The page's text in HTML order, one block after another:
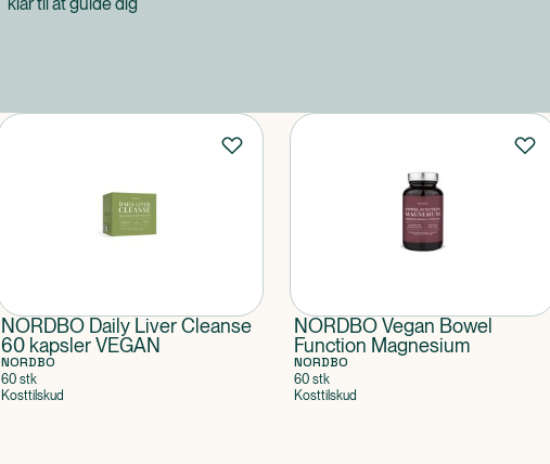
NORDBO Daily Liver Cleanse
60 kapsler VEGAN
NORDBO
60 stk
Kosttilskud
NORDBO Vegan Bowel
Function Magnesium
NORDBO
60 stk
Kosttilskud